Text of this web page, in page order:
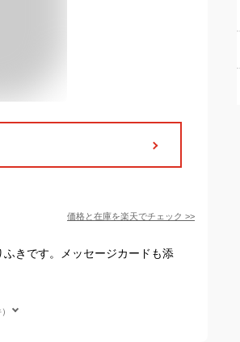
価格と在庫を楽天でチェック >>
きです。メッセージカードも添